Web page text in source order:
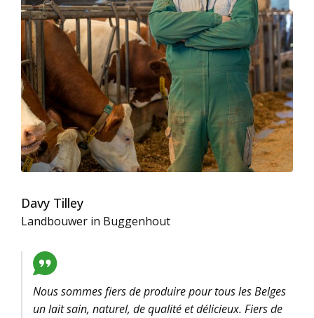
Davy Tilley
Landbouwer in Buggenhout
Nous sommes fiers de produire pour tous les Belges
un lait sain, naturel, de qualité et délicieux. Fiers de